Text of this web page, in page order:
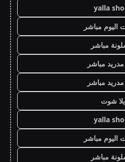
yalla
اليوم مباشر
مباشر
مباشر
مباشر
يلا شوت
yalla
اليوم مباشر
مباشر